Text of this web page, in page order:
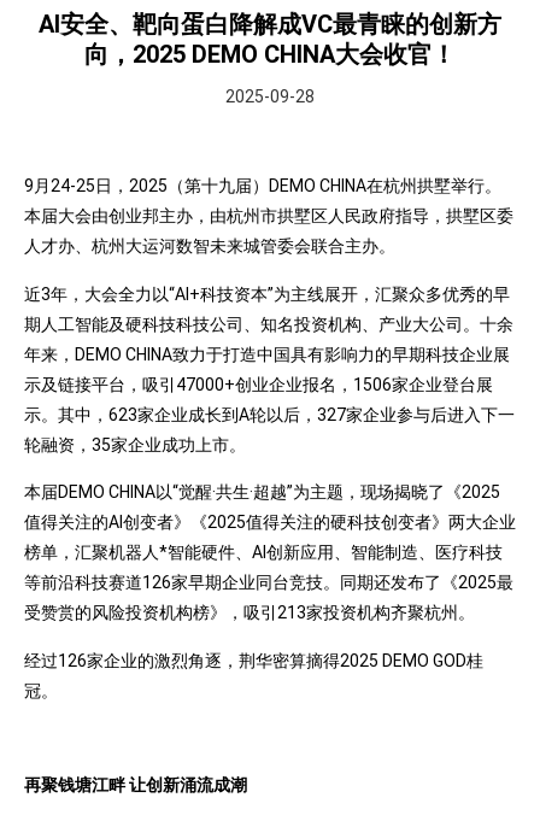
AI安全、靶向蛋白降解成VC最青睐的创新方
向，2025 DEMO CHINA大会收官！
2025-09-28
9月24-25日，2025（第十九届）DEMO CHINA在杭州拱墅举行。
本届大会由创业邦主办，由杭州市拱墅区人民政府指导，拱墅区委
人才办、杭州大运河数智未来城管委会联合主办。
近3年，大会全力以“AI+科技资本”为主线展开，汇聚众多优秀的早
期人工智能及硬科技科技公司、知名投资机构、产业大公司。十余
年来，DEMO CHINA致力于打造中国具有影响力的早期科技企业展
示及链接平台，吸引47000+创业企业报名，1506家企业登台展
示。其中，623家企业成长到A轮以后，327家企业参与后进入下一
轮融资，35家企业成功上市。
本届DEMO CHINA以“觉醒·共生·超越”为主题，现场揭晓了《2025
值得关注的AI创变者》《2025值得关注的硬科技创变者》两大企业
榜单，汇聚机器人*智能硬件、AI创新应用、智能制造、医疗科技
等前沿科技赛道126家早期企业同台竞技。同期还发布了《2025最
受赞赏的风险投资机构榜》，吸引213家投资机构齐聚杭州。
经过126家企业的激烈角逐，荆华密算摘得2025 DEMO GOD桂
冠。
再聚钱塘江畔 让创新涌流成潮